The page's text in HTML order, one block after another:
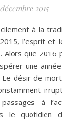
2015
l’esprit et
que 2016
une
Le désir de
à
le quotidien